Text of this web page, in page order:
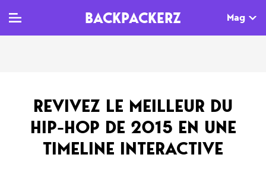
BACKPACKERZ Mag
Clips
Live
Documentaires
Dossiers
Tops
Interviews
Paris
Festivals
REVIVEZ LE MEILLEUR DU
HIP-HOP DE 2015 EN UNE
TIMELINE INTERACTIVE